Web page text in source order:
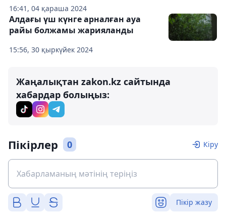
16:41, 04 қараша 2024
15:56, 30 қыркүйек 2024
Алдағы үш күнге арналған ауа
райы болжамы жарияланды
Жаңалықтан zakon.kz сайтында
хабардар болыңыз:
Пікірлер 0 Кіру
Пікір жазу